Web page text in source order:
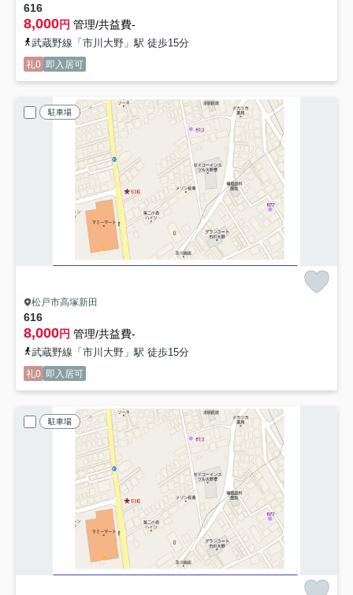
616
8,000円 管理/共益費-
武蔵野線「市川大野」駅 徒歩15分
礼0 即入居可
駐車場
松戸市高塚新田
616
8,000円 管理/共益費-
武蔵野線「市川大野」駅 徒歩15分
礼0 即入居可
駐車場